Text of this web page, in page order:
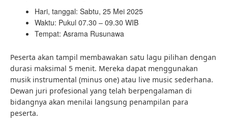
Hari, tanggal: Sabtu, 25 Mei 2025
Waktu: Pukul 07.30 – 09.30 WIB
Tempat: Asrama Rusunawa
Peserta akan tampil membawakan satu lagu pilihan dengan
durasi maksimal 5 menit. Mereka dapat menggunakan
musik instrumental (minus one) atau live music sederhana.
Dewan juri profesional yang telah berpengalaman di
bidangnya akan menilai langsung penampilan para
peserta.